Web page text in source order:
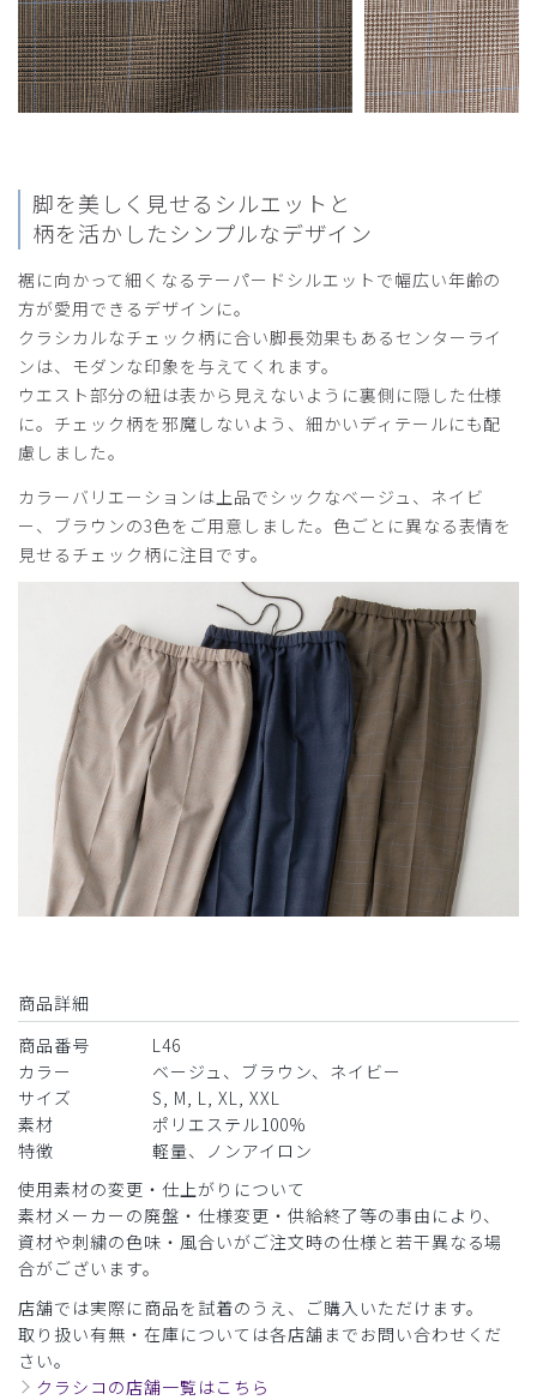
脚を美しく見せるシルエットと
柄を活かしたシンプルなデザイン
裾に向かって細くなるテーパードシルエットで幅広い年齢の
方が愛用できるデザインに。
クラシカルなチェック柄に合い脚長効果もあるセンターライ
ンは、モダンな印象を与えてくれます。
ウエスト部分の紐は表から見えないように裏側に隠した仕様
に。チェック柄を邪魔しないよう、細かいディテールにも配
慮しました。
カラーバリエーションは上品でシックなベージュ、ネイビ
ー、ブラウンの3色をご用意しました。色ごとに異なる表情を
見せるチェック柄に注目です。
商品詳細
商品番号
L46
カラー
ベージュ、ブラウン、ネイビー
サイズ
S, M, L, XL, XXL
素材
ポリエステル100%
特徴
軽量、ノンアイロン
使用素材の変更・仕上がりについて
素材メーカーの廃盤・仕様変更・供給終了等の事由により、
資材や刺繍の色味・風合いがご注文時の仕様と若干異なる場
合がございます。
店舗では実際に商品を試着のうえ、ご購入いただけます。
取り扱い有無・在庫については各店舗までお問い合わせくだ
さい。
クラシコの店舗一覧はこちら